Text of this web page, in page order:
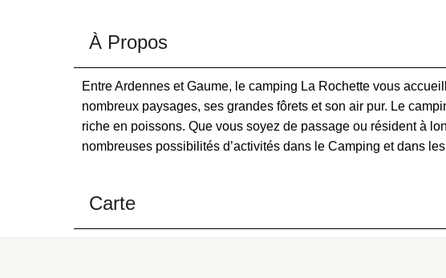
À Propos
Entre Ardennes et Gaume, le camping La Rochette vous
nombreux paysages, ses grandes fôrets et son air pur. Le
riche en poissons. Que vous soyez de passage ou résident à
nombreuses possibilités d’activités dans le Camping et dans
Carte